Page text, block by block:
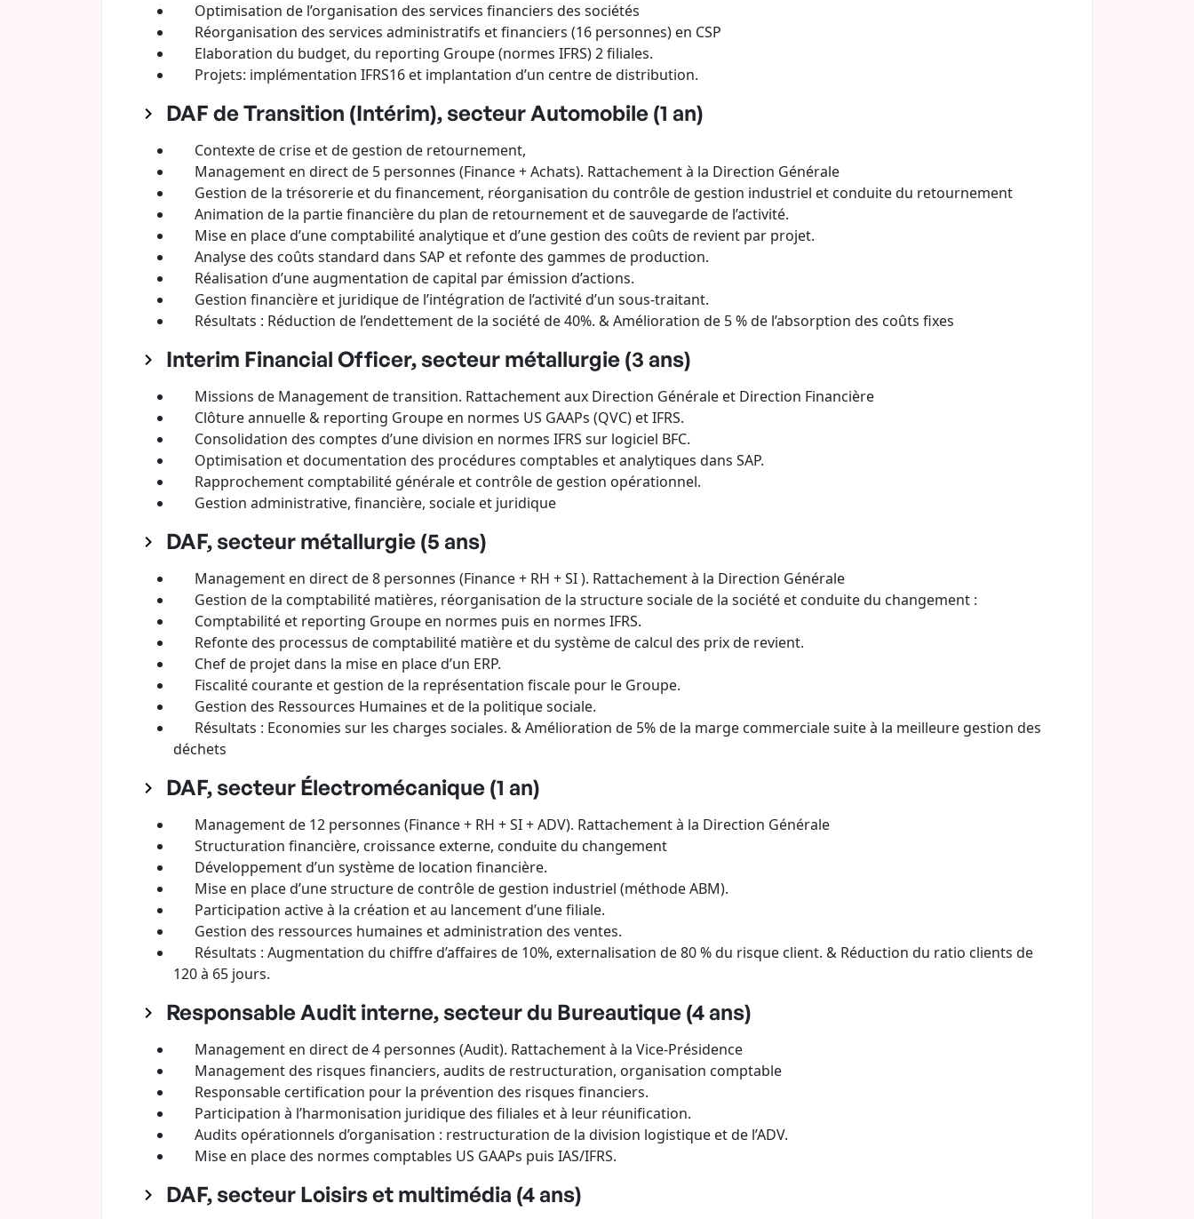
Optimisation de l’organisation des services financiers des sociétés
Réorganisation des services administratifs et financiers (16 personnes) en CSP
Elaboration du budget, du reporting Groupe (normes IFRS) 2 filiales.
Projets: implémentation IFRS16 et implantation d’un centre de distribution.
DAF de Transition (Intérim), secteur Automobile (1 an)
Contexte de crise et de gestion de retournement,
Management en direct de 5 personnes (Finance + Achats). Rattachement à la Direction Générale
Gestion de la trésorerie et du financement, réorganisation du contrôle de gestion industriel et conduite du retournement
Animation de la partie financière du plan de retournement et de sauvegarde de l’activité.
Mise en place d’une comptabilité analytique et d’une gestion des coûts de revient par projet.
Analyse des coûts standard dans SAP et refonte des gammes de production.
Réalisation d’une augmentation de capital par émission d’actions.
Gestion financière et juridique de l’intégration de l’activité d’un sous-traitant.
Résultats : Réduction de l’endettement de la société de 40%. & Amélioration de 5 % de l’absorption des coûts fixes
Interim Financial Officer, secteur métallurgie (3 ans)
Missions de Management de transition. Rattachement aux Direction Générale et Direction Financière
Clôture annuelle & reporting Groupe en normes US GAAPs (QVC) et IFRS.
Consolidation des comptes d’une division en normes IFRS sur logiciel BFC.
Optimisation et documentation des procédures comptables et analytiques dans SAP.
Rapprochement comptabilité générale et contrôle de gestion opérationnel.
Gestion administrative, financière, sociale et juridique
DAF, secteur métallurgie (5 ans)
Management en direct de 8 personnes (Finance + RH + SI ). Rattachement à la Direction Générale
Gestion de la comptabilité matières, réorganisation de la structure sociale de la société et conduite du changement :
Comptabilité et reporting Groupe en normes puis en normes IFRS.
Refonte des processus de comptabilité matière et du système de calcul des prix de revient.
Chef de projet dans la mise en place d’un ERP.
Fiscalité courante et gestion de la représentation fiscale pour le Groupe.
Gestion des Ressources Humaines et de la politique sociale.
Résultats : Economies sur les charges sociales. & Amélioration de 5% de la marge commerciale suite à la meilleure gestion des
déchets
DAF, secteur Électromécanique (1 an)
Management de 12 personnes (Finance + RH + SI + ADV). Rattachement à la Direction Générale
Structuration financière, croissance externe, conduite du changement
Développement d’un système de location financière.
Mise en place d’une structure de contrôle de gestion industriel (méthode ABM).
Participation active à la création et au lancement d’une filiale.
Gestion des ressources humaines et administration des ventes.
Résultats : Augmentation du chiffre d’affaires de 10%, externalisation de 80 % du risque client. & Réduction du ratio clients de
120 à 65 jours.
Responsable Audit interne, secteur du Bureautique (4 ans)
Management en direct de 4 personnes (Audit). Rattachement à la Vice-Présidence
Management des risques financiers, audits de restructuration, organisation comptable
Responsable certification pour la prévention des risques financiers.
Participation à l’harmonisation juridique des filiales et à leur réunification.
Audits opérationnels d’organisation : restructuration de la division logistique et de l’ADV.
Mise en place des normes comptables US GAAPs puis IAS/IFRS.
DAF, secteur Loisirs et multimédia (4 ans)